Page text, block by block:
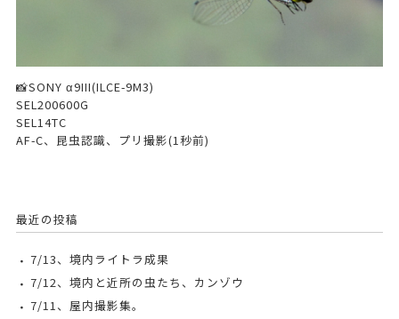
📸SONY α9III(ILCE-9M3)
SEL200600G
SEL14TC
AF-C、昆虫認識、プリ撮影(1秒前)
最近の投稿
7/13、境内ライトラ成果
7/12、境内と近所の虫たち、カンゾウ
7/11、屋内撮影集。